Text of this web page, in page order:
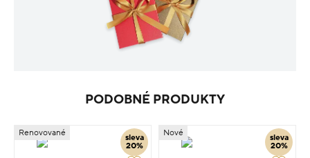
PODOBNÉ PRODUKTY
sleva
20%
Renovované
sleva
20%
Nové